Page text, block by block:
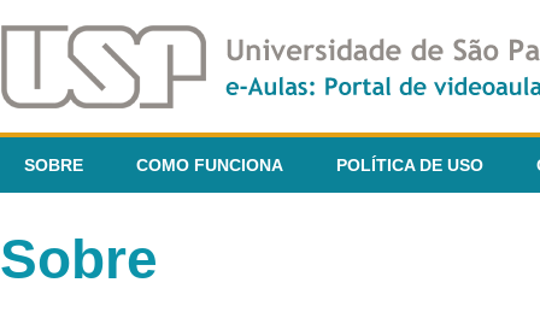
SOBRE COMO FUNCIONA POLÍTICA DE USO
Sobre